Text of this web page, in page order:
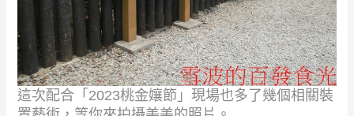
這次配合「2023桃金孃節」現場也多了幾個相關裝